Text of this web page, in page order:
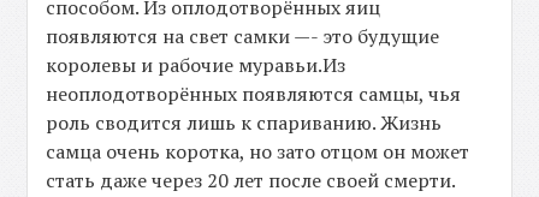
способом. Из оплодотворённых яиц
появляются на свет самки —- это будущие
королевы и рабочие муравьи.Из
неоплодотворённых появляются самцы, чья
роль сводится лишь к спариванию. Жизнь
самца очень коротка, но зато отцом он может
стать даже через 20 лет после своей смерти.